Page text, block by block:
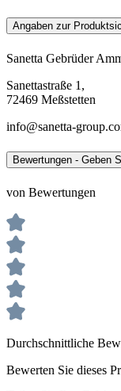
Angaben zur
Sanetta Gebrüder
Sanettastraße 1,
72469 Meßstetten
info@sanetta-
Bewertungen - Geben
von Bewertungen
Durchschnittliche
Bewerten Sie dieses